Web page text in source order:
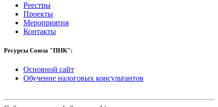
Реестры
Проекты
Мероприятия
Контакты
Ресурсы Союза "ПНК":
Основной сайт
Обучение налоговых консультантов